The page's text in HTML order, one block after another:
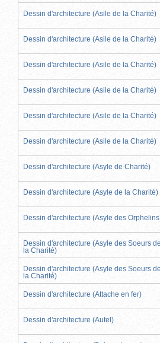
Dessin d'architecture (Asile de la Charité)
Dessin d'architecture (Asile de la Charité)
Dessin d'architecture (Asile de la Charité)
Dessin d'architecture (Asile de la Charité)
Dessin d'architecture (Asile de la Charité)
Dessin d'architecture (Asile de la Charité)
Dessin d'architecture (Asyle de Charité)
Dessin d'architecture (Asyle de la Charité)
Dessin d'architecture (Asyle des
Dessin d'architecture (Asyle des Soeurs
la Charité)
Dessin d'architecture (Asyle des Soeurs
la Charité)
Dessin d'architecture (Attache en fer)
Dessin d'architecture (Autel)